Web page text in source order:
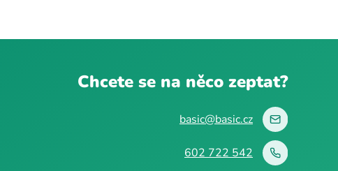
Chcete se na něco zeptat?
basic@basic.cz
602 722 542